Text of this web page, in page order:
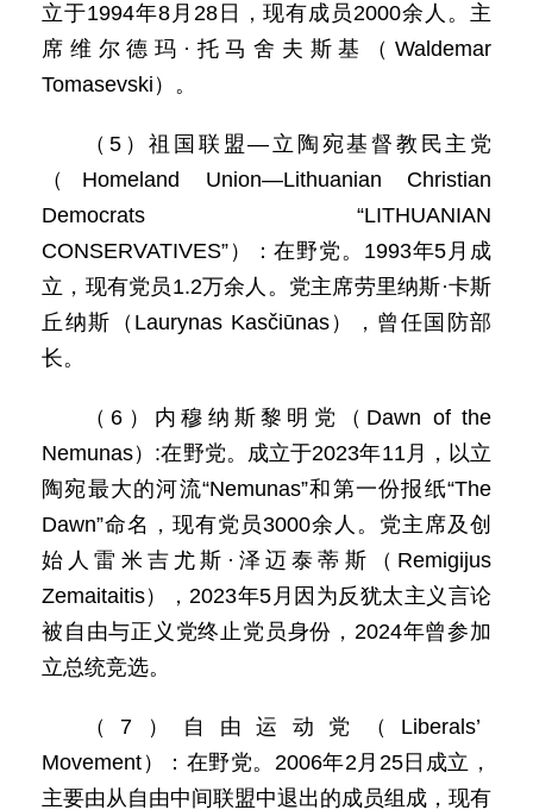
立于1994年8月28日，现有成员2000余人。主
席维尔德玛·托马舍夫斯基（Waldemar
Tomasevski）。
（5）祖国联盟—立陶宛基督教民主党
（Homeland Union—Lithuanian Christian
Democrats “LITHUANIAN
CONSERVATIVES”）：在野党。1993年5月成
立，现有党员1.2万余人。党主席劳里纳斯·卡斯
丘纳斯（Laurynas Kasčiūnas），曾任国防部
长。
（6）内穆纳斯黎明党（Dawn of the
Nemunas）:在野党。成立于2023年11月，以立
陶宛最大的河流“Nemunas”和第一份报纸“The
Dawn”命名，现有党员3000余人。党主席及创
始人雷米吉尤斯·泽迈泰蒂斯（Remigijus
Zemaitaitis），2023年5月因为反犹太主义言论
被自由与正义党终止党员身份，2024年曾参加
立总统竞选。
（7）自由运动党（Liberals’
Movement）：在野党。2006年2月25日成立，
主要由从自由中间联盟中退出的成员组成，现有